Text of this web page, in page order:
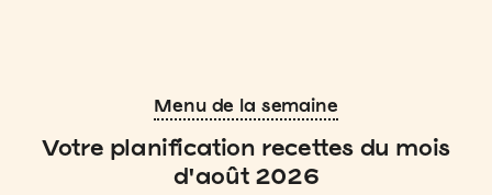
Menu de la semaine
Votre planification recettes du mois
d'août 2026